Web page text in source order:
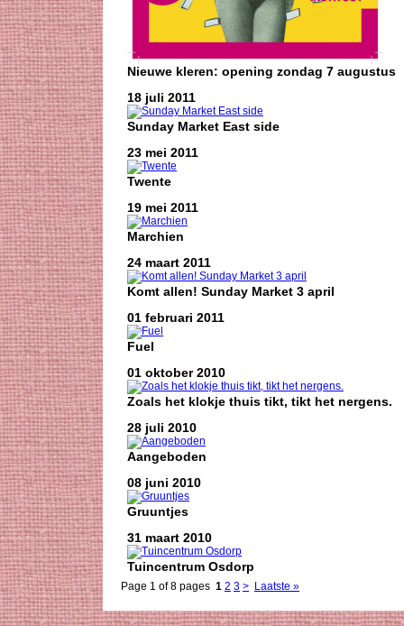
Nieuwe kleren: opening zondag 7 augustus
18 juli 2011
Sunday Market East side
23 mei 2011
Twente
19 mei 2011
Marchien
24 maart 2011
Komt allen! Sunday Market 3 april
01 februari 2011
Fuel
01 oktober 2010
Zoals het klokje thuis tikt, tikt het nergens.
28 juli 2010
Aangeboden
08 juni 2010
Gruuntjes
31 maart 2010
Tuincentrum Osdorp
Page 1 of 8 pages 1 2 3 > Laatste »